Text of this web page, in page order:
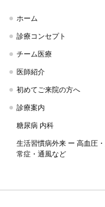
ホーム
診療コンセプト
チーム医療
医師紹介
初めてご来院の方へ
診療案内
糖尿病 内科
生活習慣病外来 ー 高血圧
常症・通風など